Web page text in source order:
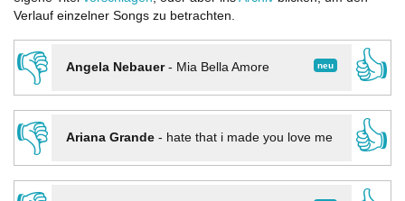
Verlauf einzelner Songs zu betrachten.
👎 neu
Angela Nebauer- Mia Bella Amore
👍
👎
Ariana Grande- hate that i made you love me
👍